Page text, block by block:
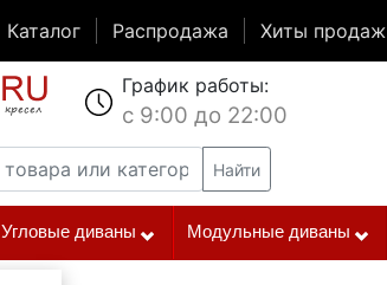
Каталог Распродажа Хиты продаж
График работы:
с 9:00 до 22:00
Найти
Угловые диваны Модульные диваны